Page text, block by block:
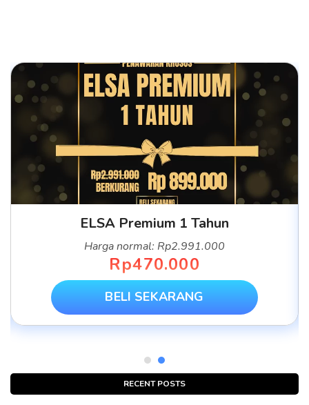
RECENT POSTS
ELSA Premium 1 Tahun
Harga normal: Rp2.991.000
Rp470.000
BELI SEKARANG